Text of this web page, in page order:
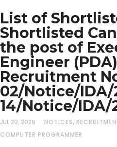
List of
Shortlisted
the post of
Engineer
Recruitment
02/Notice/IDA/
14/Notice/IDA/
JUL 20, 2026 NOTICES,
COMPUTER PROGRAMMER